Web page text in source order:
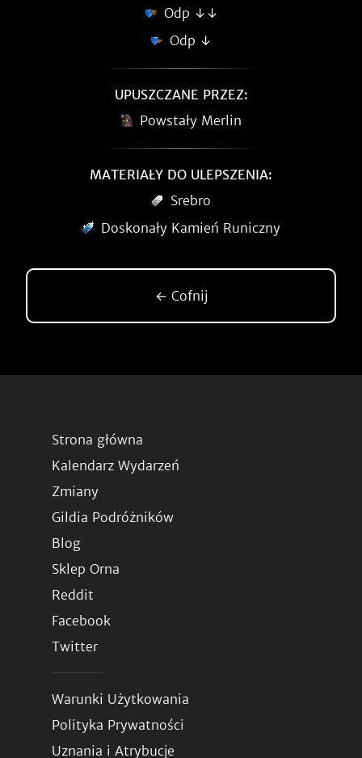
Odp ↓↓
Odp ↓
UPUSZCZANE PRZEZ:
Powstały Merlin
MATERIAŁY DO ULEPSZENIA:
Srebro
Doskonały Kamień Runiczny
← Cofnij
Strona główna
Kalendarz Wydarzeń
Zmiany
Gildia Podróżników
Blog
Sklep Orna
Reddit
Facebook
Twitter
Warunki Użytkowania
Polityka Prywatności
Uznania i Atrybucje